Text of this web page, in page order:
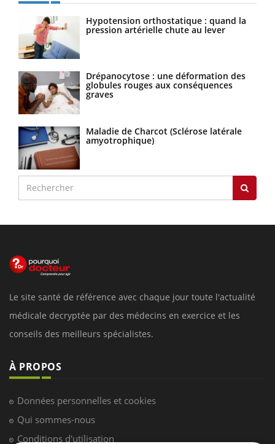
Hypotension orthostatique : quand la
pression artérielle chute au lever
Drépanocytose : une déformation des
globules rouges aux conséquences
graves
Maladie de Charcot (Sclérose latérale
amyotrophique)
Le site santé de référence avec chaque jour toute l'actualité
médicale decryptée par des médecins en exercice et les
conseils des meilleurs spécialistes.
À PROPOS
Données personnelles et cookies
Qui sommes-nous
Conditions d'utilisation